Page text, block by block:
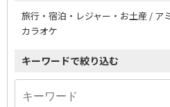
旅行・宿泊・レジャー・お土産 / ア
カラオケ
キーワードで絞り込む